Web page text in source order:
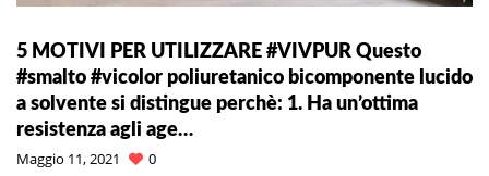
5 MOTIVI PER UTILIZZARE #VIVPUR Questo
#smalto #vicolor poliuretanico bicomponente lucido
a solvente si distingue perchè: 1. Ha un’ottima
resistenza agli age…
Maggio 11, 2021
0